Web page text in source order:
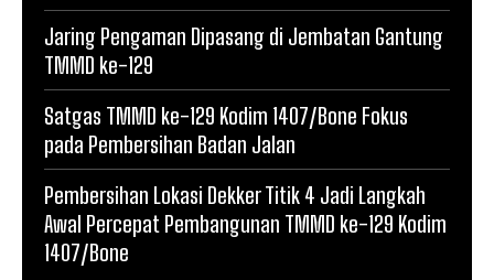
Jaring Pengaman Dipasang di Jembatan Gantung
TMMD ke-129
Satgas TMMD ke-129 Kodim 1407/Bone Fokus
pada Pembersihan Badan Jalan
Pembersihan Lokasi Dekker Titik 4 Jadi Langkah
Awal Percepat Pembangunan TMMD ke-129 Kodim
1407/Bone